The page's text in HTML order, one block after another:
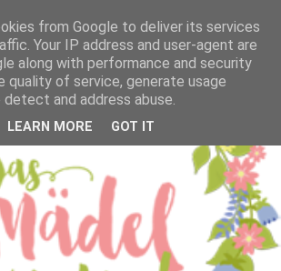
from Google to deliver its services
Your IP address and user-agent are
along with performance and security
quality of service, generate usage
and address abuse.
LEARN MORE GOT IT